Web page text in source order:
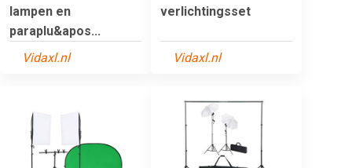
lampen en
paraplu&apos...
Vidaxl.nl
verlichtingsset
Vidaxl.nl